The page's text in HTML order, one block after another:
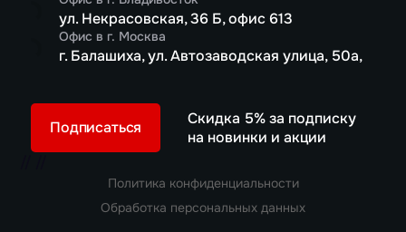
ул. Некрасовская, 36 Б, офис 613
Офис в г. Москва
г. Балашиха, ул. Автозаводская улица, 50а,
Скидка 5% за подписку
на новинки и акции
Подписаться
Политика конфиденциальности
Обработка персональных данных